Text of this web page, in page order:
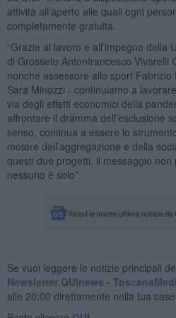
attività all’aperto alle quali ogni
completamente gratuita.
“Grazie al lavoro e all’impegno della
di Grosseto Antonfrancesco Vivarelli
nonché assessore allo sport Fabrizio
Sara Minozzi - continuiamo a
via degli effetti economici della
affrontare il dramma dell’esclusione
senso, continua a essere lo
motore dell’aggregazione e della
questi due progetti, il messaggio
nessuno è solo”.
Se vuoi leggere le notizie principali
Newsletter QUInews -
alle 20:00 direttamente nella tua